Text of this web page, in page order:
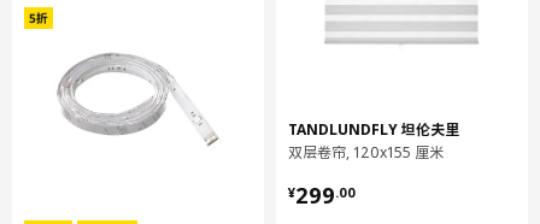
TANDLUNDFLY 坦伦夫里
双层卷帘, 120x155 厘米
¥299.00
¥ 299.00